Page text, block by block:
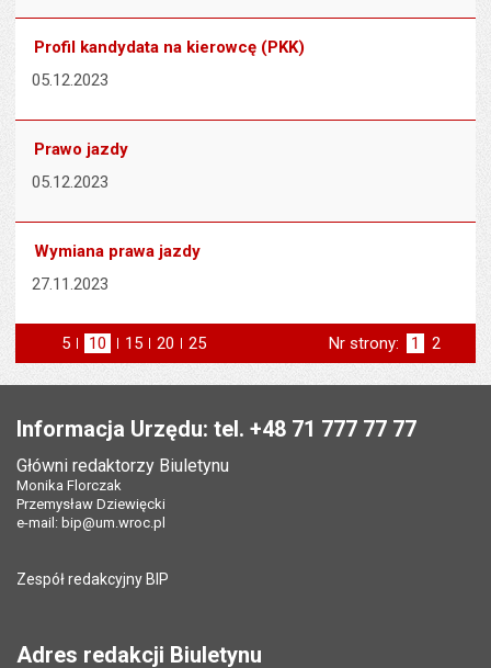
Profil kandydata na kierowcę (PKK)
05.12.2023
Prawo jazdy
05.12.2023
Wymiana prawa jazdy
27.11.2023
5 elementów na stronie
10 elementów
na stronie
15 elementów
na stronie
20 elementów
na stronie
25
na stronie
Nr strony: Strona
1 Strona
2
Informacja Urzędu: tel. +48 71 777 77 77
Główni redaktorzy Biuletynu
Monika Florczak
Przemysław Dziewięcki
e-mail: bip@um.wroc.pl
Zespół redakcyjny BIP
Adres redakcji Biuletynu